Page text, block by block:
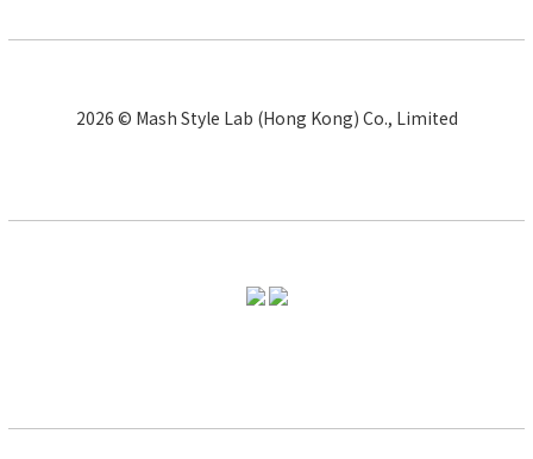
2026 © Mash Style Lab (Hong Kong) Co., Limited